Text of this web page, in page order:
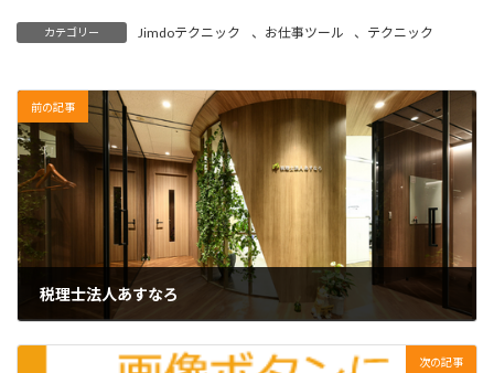
カテゴリー Jimdoテクニック 、 お仕事ツール 、 テクニック
前の記事
税理士法人あすなろ
次の記事